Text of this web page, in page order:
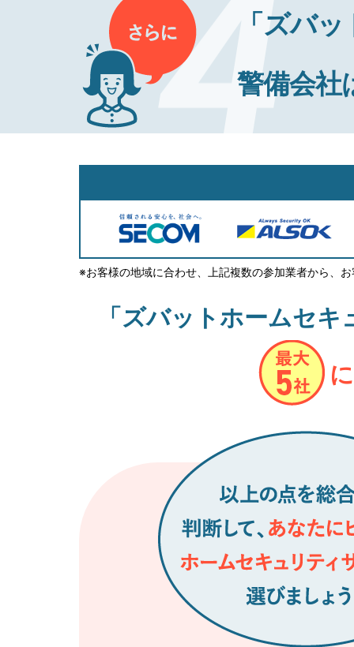
「ズバッ
警備会社
※お客様の地域に合わせ、上記複数の参加業者から、
「ズバットホームセ